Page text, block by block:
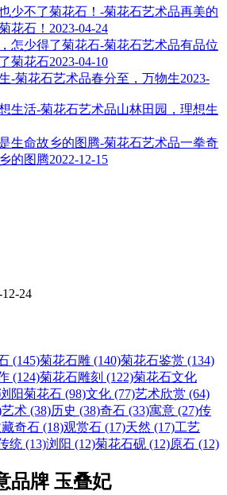
再美的
花石！ 2023-04-24
有品位
菊花石2023-04-10
春分至，万物生2023-
山林田园，理想生
一拳奇
的图腾2022-12-15
12-24
(145)菊花石雕 (140)菊花石鉴赏 (134)
(124)菊花石雕刻 (122)菊花石文化
阳菊花石 (98)文化 (77)艺术欣赏 (64)
艺术 (38)历史 (38)奇石 (33)寓意 (27)传
奇石 (18)观赏石 (17)天然 (17)工艺
统 (13)浏阳 (12)菊花石砚 (12)原石 (12)
品牌 玉叠妃